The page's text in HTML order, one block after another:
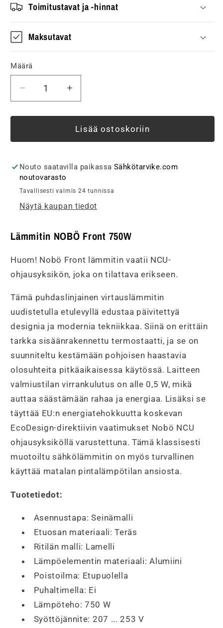
Toimitustavat ja -hinnat
Maksutavat
Määrä
Vähennä
tuotteen
Lämmitin
Front
40x63cm
määrää
Lisää
tuotteen
Lämmitin
NOBÖ
Front
40x63cm
Lisää ostoskoriin
Nouto saatavilla paikassa Sähkötarvike.com
noutovarasto
Tavallisesti valmis 24 tunnissa
Näytä kaupan tiedot
Lämmitin NOBÖ Front 750W
Huom! Nobö Front lämmitin vaatii NCU-
ohjausyksikön, joka on tilattava erikseen.
Tämä puhdaslinjainen virtauslämmitin
uudistetulla etulevyllä edustaa päivitettyä
designia ja modernia tekniikkaa. Siinä on erittäin
tarkka sisäänrakennettu termostaatti, ja se on
suunniteltu kestämään pohjoisen haastavia
olosuhteita pitkäaikaisessa käytössä. Laitteen
valmiustilan virrankulutus on alle 0,5 W, mikä
auttaa säästämään rahaa ja energiaa. Lisäksi se
täyttää EU:n energiatehokkuutta koskevan
EcoDesign-direktiivin vaatimukset Nobö NCU
ohjausyksiköllä varustettuna. Tämä klassisesti
muotoiltu sähkölämmitin on myös turvallinen
käyttää matalan pintalämpötilan ansiosta.
Tuotetiedot:
Asennustapa:Seinämalli
Etuosan materiaali:Teräs
Ritilän malli: Lamelli
Lämpöelementin materiaali:Alumiini
Poistoilma: Etupuolella
Puhaltimella: Ei
Lämpöteho:750 W
Syöttöjännite: 207 ... 253 V